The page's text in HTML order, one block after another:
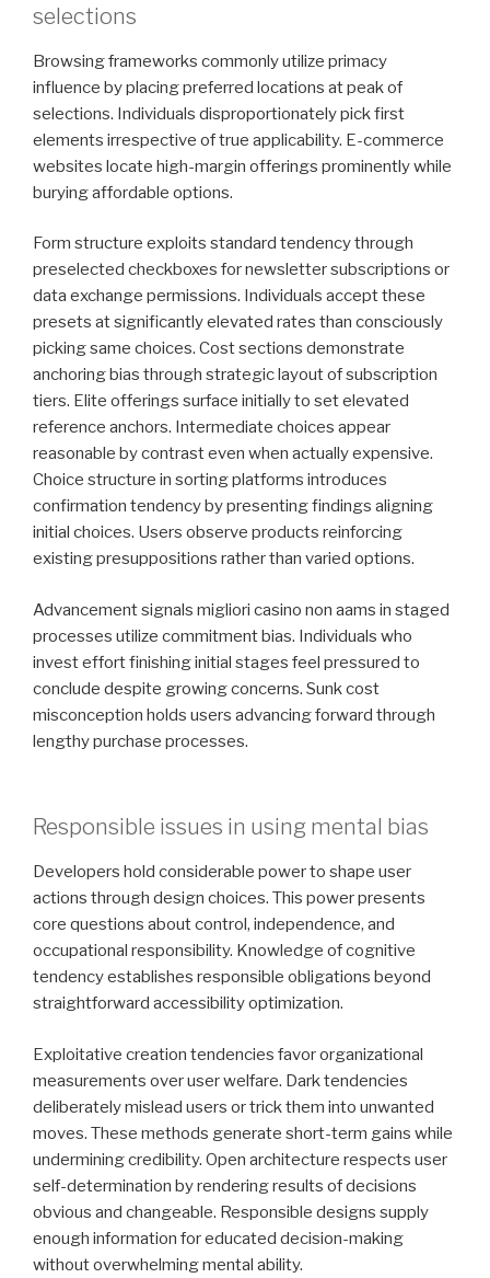
selections
Browsing frameworks commonly utilize primacy
influence by placing preferred locations at peak of
selections. Individuals disproportionately pick first
elements irrespective of true applicability. E-commerce
websites locate high-margin offerings prominently while
burying affordable options.
Form structure exploits standard tendency through
preselected checkboxes for newsletter subscriptions or
data exchange permissions. Individuals accept these
presets at significantly elevated rates than consciously
picking same choices. Cost sections demonstrate
anchoring bias through strategic layout of subscription
tiers. Elite offerings surface initially to set elevated
reference anchors. Intermediate choices appear
reasonable by contrast even when actually expensive.
Choice structure in sorting platforms introduces
confirmation tendency by presenting findings aligning
initial choices. Users observe products reinforcing
existing presuppositions rather than varied options.
Advancement signals migliori casino non aams in staged
processes utilize commitment bias. Individuals who
invest effort finishing initial stages feel pressured to
conclude despite growing concerns. Sunk cost
misconception holds users advancing forward through
lengthy purchase processes.
Responsible issues in using mental bias
Developers hold considerable power to shape user
actions through design choices. This power presents
core questions about control, independence, and
occupational responsibility. Knowledge of cognitive
tendency establishes responsible obligations beyond
straightforward accessibility optimization.
Exploitative creation tendencies favor organizational
measurements over user welfare. Dark tendencies
deliberately mislead users or trick them into unwanted
moves. These methods generate short-term gains while
undermining credibility. Open architecture respects user
self-determination by rendering results of decisions
obvious and changeable. Responsible designs supply
enough information for educated decision-making
without overwhelming mental ability.